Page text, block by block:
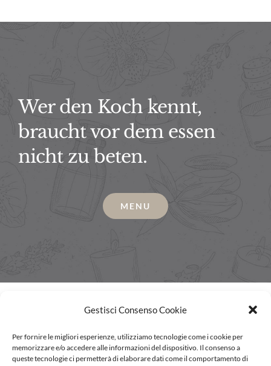
Gestisci Consenso Cookie
Per fornire le migliori esperienze, utilizziamo tecnologie come i cookie per
memorizzare e/o accedere alle informazioni del dispositivo. Il consenso a
queste tecnologie ci permetterà di elaborare dati come il comportamento di
Wer den Koch kennt,
braucht vor dem essen
nicht zu beten.
MENU